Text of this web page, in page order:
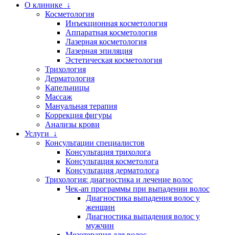
О клинике ↓
Косметология
Инъекционная косметология
Аппаратная косметология
Лазерная косметология
Лазерная эпиляция
Эстетическая косметология
Трихология
Дерматология
Капельницы
Массаж
Мануальная терапия
Коррекция фигуры
Анализы крови
Услуги ↓
Консультации специалистов
Консультация трихолога
Консультация косметолога
Консультация дерматолога
Трихология: диагностика и лечение волос
Чек-ап программы при выпадении волос
Диагностика выпадения волос у
женщин
Диагностика выпадения волос у
мужчин